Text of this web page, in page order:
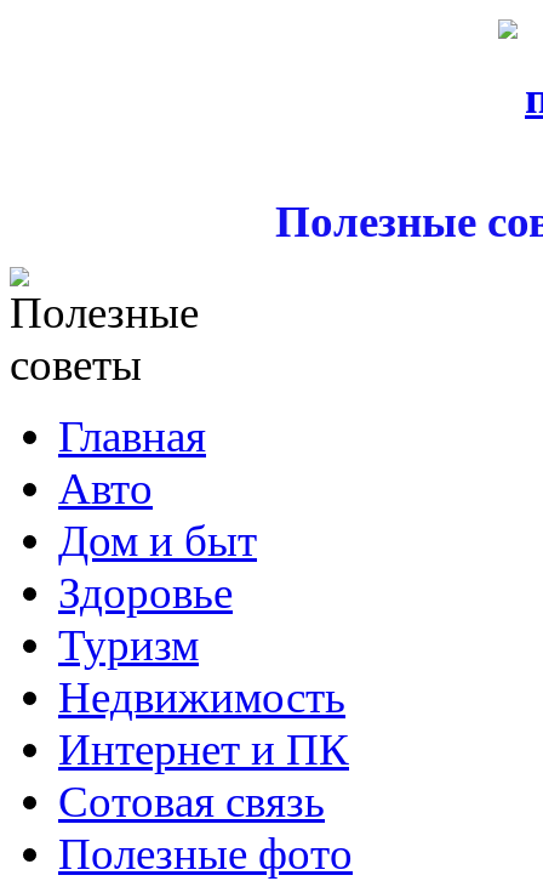
Полезные
Главная
Авто
Дом и быт
Здоровье
Туризм
Недвижимость
Интернет и ПК
Сотовая связь
Полезные фото